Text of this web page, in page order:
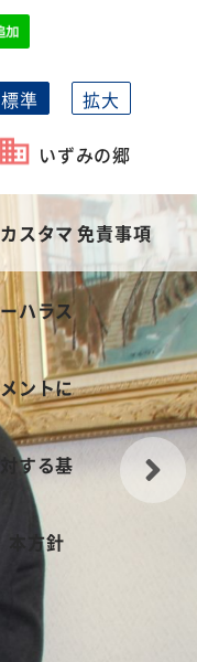
標準 拡大
いずみの郷
カスタマ
ーハラス
メントに
対する基
本方針
免責事項